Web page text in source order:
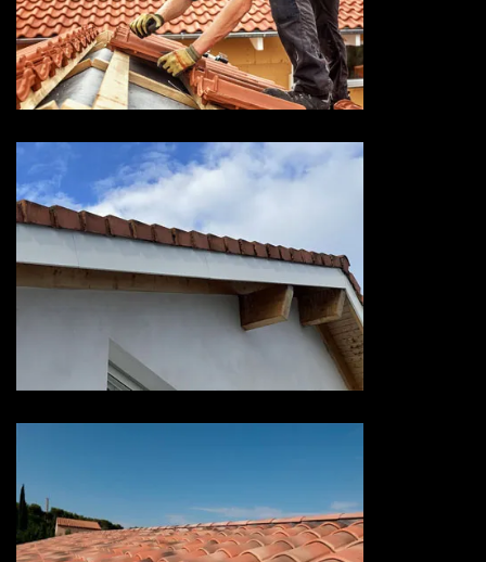
Entreprise de toiture 73
Savoie
Devis habillage planche de rive
73 Savoie